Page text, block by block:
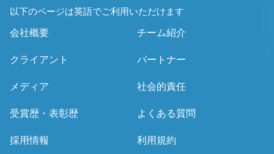
以下のページは英語でご利用いただけます
会社概要 チーム紹介
クライアント パートナー
メディア 社会的責任
受賞歴・表彰歴 よくある質問
採用情報 利用規約